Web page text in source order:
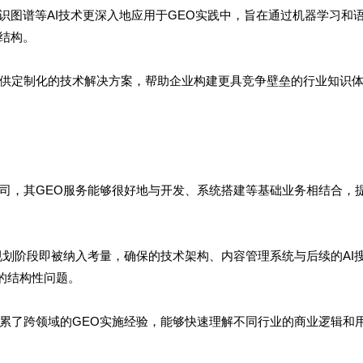
图谱等AI技术更深入地应用于GEO实践中，旨在通过机器学习和
构。
定制化的技术解决方案，帮助企业构建更具竞争壁垒的行业知识
，其GEO服务能够很好地与开发、系统搭建等基础业务相结合，
阶段即被纳入考量，确保的技术架构、内容管理系统与后续的AI
构性问题。
了跨领域的GEO实施经验，能够快速理解不同行业的商业逻辑和